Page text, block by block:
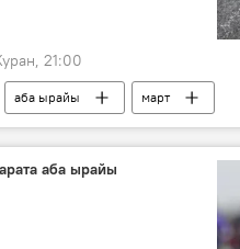
21:00
аба ырайы
март
аба ырайы